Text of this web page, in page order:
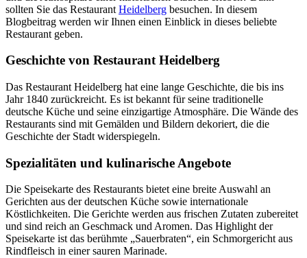
sollten Sie das Restaurant Heidelberg besuchen. In diesem
Blogbeitrag werden wir Ihnen einen Einblick in dieses beliebte
Restaurant geben.
Geschichte von Restaurant Heidelberg
Das Restaurant Heidelberg hat eine lange Geschichte, die bis ins
Jahr 1840 zurückreicht. Es ist bekannt für seine traditionelle
deutsche Küche und seine einzigartige Atmosphäre. Die Wände des
Restaurants sind mit Gemälden und Bildern dekoriert, die die
Geschichte der Stadt widerspiegeln.
Spezialitäten und kulinarische Angebote
Die Speisekarte des Restaurants bietet eine breite Auswahl an
Gerichten aus der deutschen Küche sowie internationale
Köstlichkeiten. Die Gerichte werden aus frischen Zutaten zubereitet
und sind reich an Geschmack und Aromen. Das Highlight der
Speisekarte ist das berühmte „Sauerbraten“, ein Schmorgericht aus
Rindfleisch in einer sauren Marinade.